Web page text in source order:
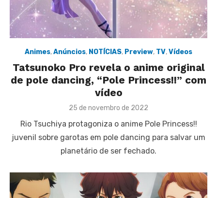
Animes,Anúncios, NOTÍCIAS, Preview, TV,Vídeos
Tatsunoko Pro revela o anime original
de pole dancing, “Pole Princess!!” com
vídeo
Posted
25 de novembro de 2022
Rio Tsuchiya protagoniza o anime Pole Princess!!
juvenil sobre garotas em pole dancing para salvar um
planetário de ser fechado.